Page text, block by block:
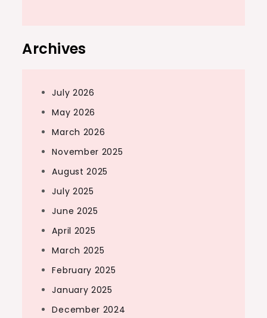
Archives
July 2026
May 2026
March 2026
November 2025
August 2025
July 2025
June 2025
April 2025
March 2025
February 2025
January 2025
December 2024